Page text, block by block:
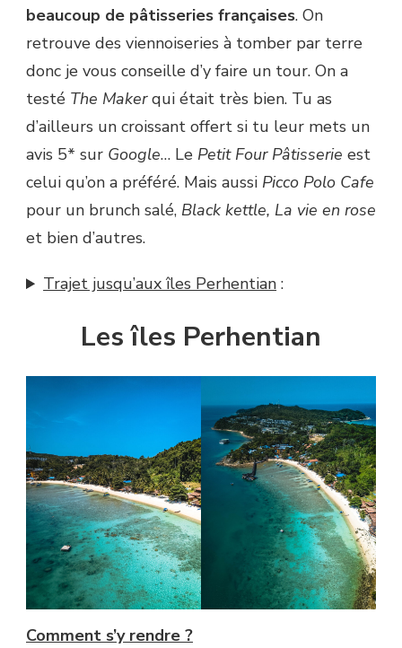
beaucoup de pâtisseries françaises. On
retrouve des viennoiseries à tomber par terre
donc je vous conseille d’y faire un tour. On a
testé The Makerqui était très bien. Tu as
d’ailleurs un croissant offert si tu leur mets un
avis 5* sur Google… Le Petit Four Pâtisserie est
celui qu’on a préféré. Mais aussi Picco Polo Cafe
pour un brunch salé, Black kettle, La vie en rose
et bien d’autres.
Trajet jusqu’aux îles Perhentian :
Les îles Perhentian
Comment s’y rendre ?